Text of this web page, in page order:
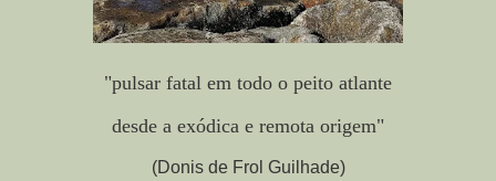
"pulsar fatal em todo o peito atlante
desde a exódica e remota origem"
(Donis de Frol Guilhade)